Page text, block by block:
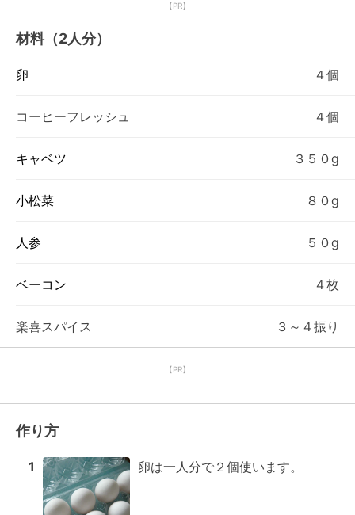
【PR】
材料（2人分）
卵 ４個
コーヒーフレッシュ ４個
キャベツ ３５０g
小松菜 ８０g
人参 ５０g
ベーコン ４枚
楽喜スパイス ３～４振り
【PR】
作り方
1 卵は一人分で２個使います。